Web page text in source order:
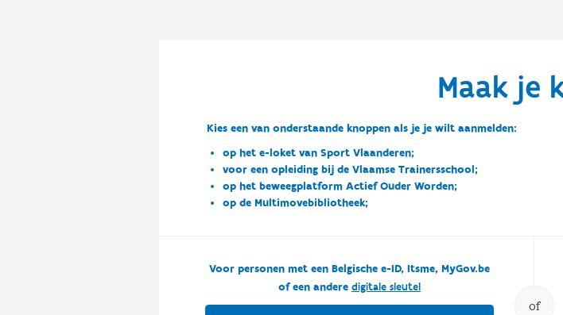
Maak je
Kies een van onderstaande knoppen als je je wilt aanmelden:
op het e-loket van Sport Vlaanderen;
voor een opleiding bij de Vlaamse Trainersschool;
op het beweegplatform Actief Ouder Worden;
op de Multimovebibliotheek;
of
Voor personen met een Belgische e-ID, Itsme, MyGov.be
of een andere digitale sleutel